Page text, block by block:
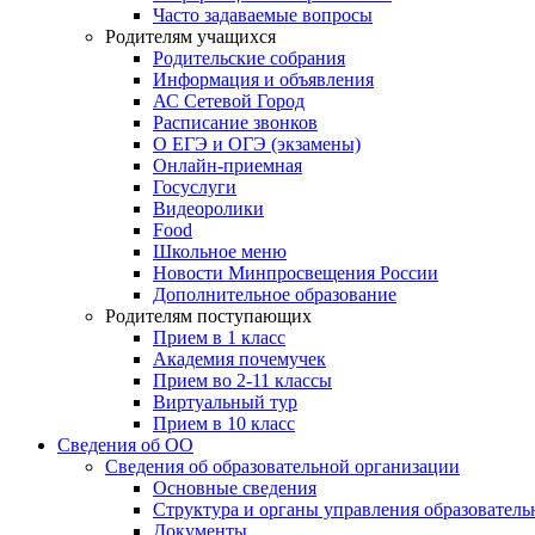
Часто задаваемые вопросы
Родителям учащихся
Родительские собрания
Информация и объявления
АС Сетевой Город
Расписание звонков
О ЕГЭ и ОГЭ (экзамены)
Онлайн-приемная
Госуслуги
Видеоролики
Food
Школьное меню
Новости Минпросвещения России
Дополнительное образование
Родителям поступающих
Прием в 1 класс
Академия почемучек
Прием во 2-11 классы
Виртуальный тур
Прием в 10 класс
Сведения об ОО
Сведения об образовательной организации
Основные сведения
Структура и органы управления
Документы